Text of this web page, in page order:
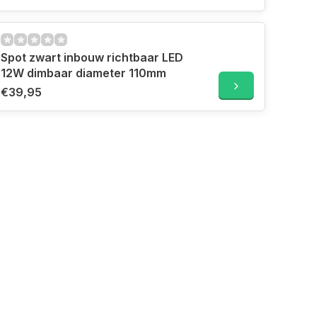
Spot zwart inbouw richtbaar LED
12W dimbaar diameter 110mm
€39,95